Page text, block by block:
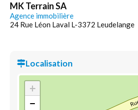
MK Terrain SA
Agence immobilière
24 Rue Léon Laval L-3372 Leudelange
Localisation
+
−